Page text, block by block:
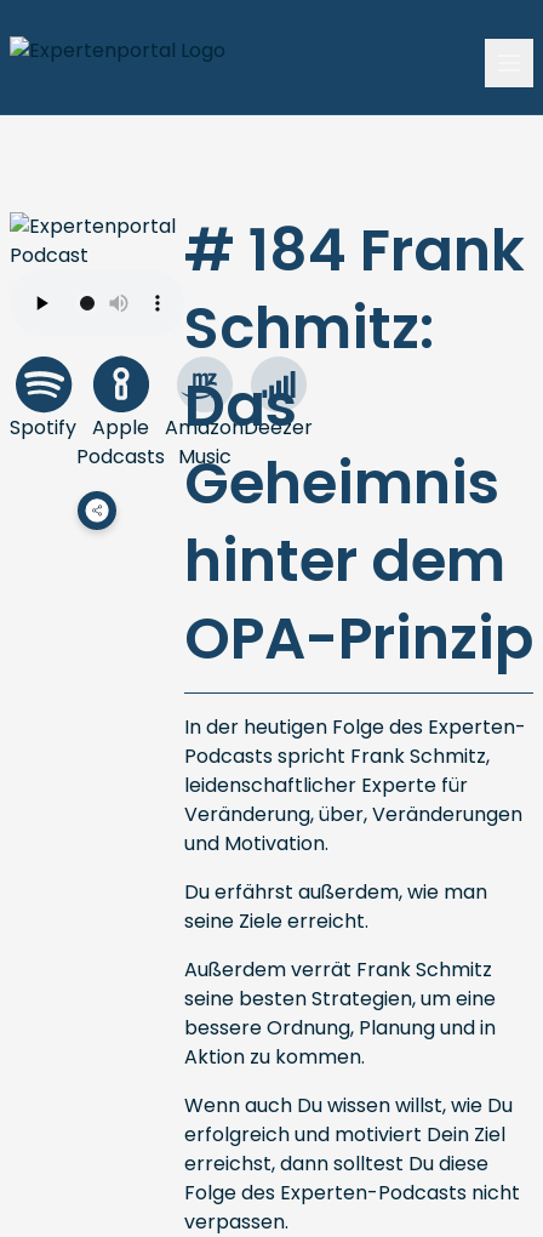
Spotify Apple
Podcasts
Amazon
Music
Deezer
# 184 Frank
Schmitz:
Das
Geheimnis
hinter dem
OPA-Prinzip
In der heutigen Folge des Experten-
Podcasts spricht Frank Schmitz,
leidenschaftlicher Experte für
Veränderung, über, Veränderungen
und Motivation.
Du erfährst außerdem, wie man
seine Ziele erreicht.
Außerdem verrät Frank Schmitz
seine besten Strategien, um eine
bessere Ordnung, Planung und in
Aktion zu kommen.
Wenn auch Du wissen willst, wie Du
erfolgreich und motiviert Dein Ziel
erreichst, dann solltest Du diese
Folge des Experten-Podcasts nicht
verpassen.